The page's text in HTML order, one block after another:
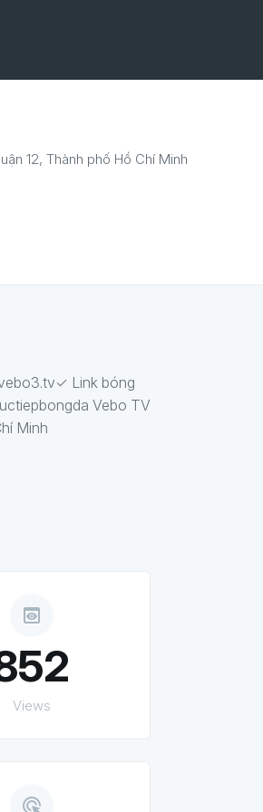
12, Thành phố Hồ Chí Minh
Link bóng
Vebo TV
Minh
preview
Views
ads_click